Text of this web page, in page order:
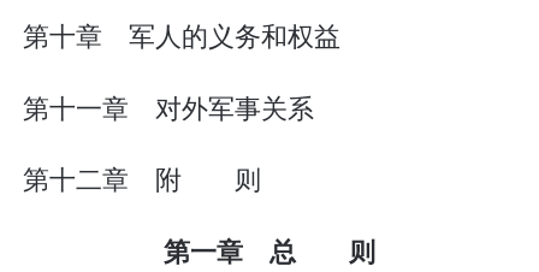
第十章 军人的义务和权益
第十一章 对外军事关系
第十二章 附 则
第一章 总 则